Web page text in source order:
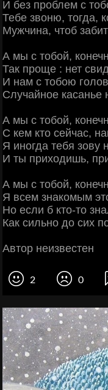
И без проблем с
Тебе звоню, тогда,
Мужчина, чтоб
А мы с тобой,
Так проще : нет
И нам с тобою
Случайное касанье
А мы с тобой,
С кем кто сейчас,
Я иногда тебя зову
И ты приходишь,
А мы с тобой,
Я всем знакомым
Но если б кто-то
Как сильно до сих
Автор неизвестен
2 0